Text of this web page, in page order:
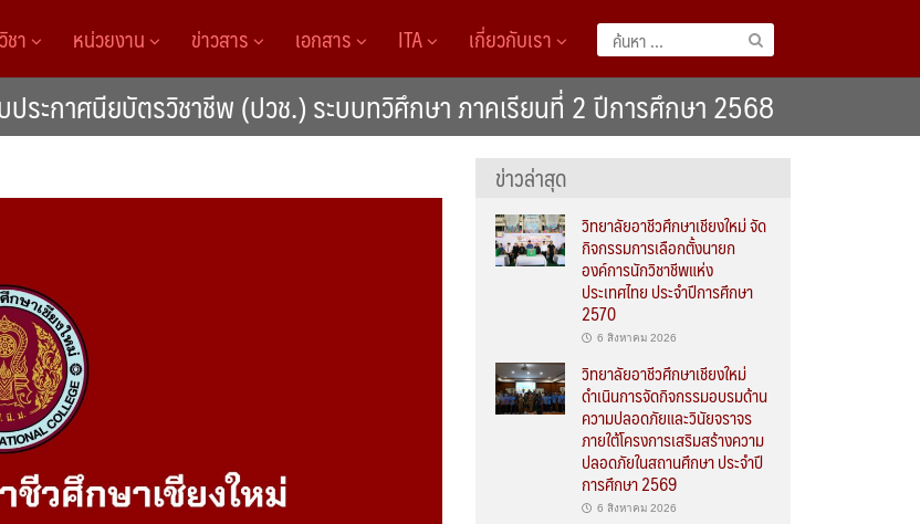
ค้นหา
สำหรับ:
ชา หน่วยงาน ข่าวสาร เอกสาร ITA เกี่ยวกับเรา
ประกาศนียบัตรวิชาชีพ (ปวช.) ระบบทวิศึกษา ภาคเรียนที่ 2 ปีการศึกษา 2568
ข่าวล่าสุด
วิทยาลัยอาชีวศึกษาเชียงใหม่ จัด
กิจกรรมการเลือกตั้งนายก
องค์การนักวิชาชีพแห่ง
ประเทศไทย ประจำปีการศึกษา
2570
6 สิงหาคม 2026
วิทยาลัยอาชีวศึกษาเชียงใหม่
ดำเนินการจัดกิจกรรมอบรมด้าน
ความปลอดภัยและวินัยจราจร
ภายใต้โครงการเสริมสร้างความ
ปลอดภัยในสถานศึกษา ประจำปี
การศึกษา 2569
6 สิงหาคม 2026